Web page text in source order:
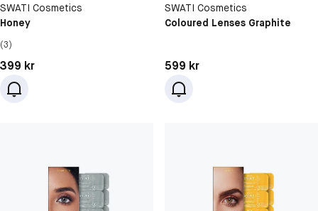
SWATI Cosmetics
Honey
(3)
Pris: 399 kr
399 kr
SWATI Cosmetics
Coloured Lenses Graphite
Pris: 599 kr
599 kr